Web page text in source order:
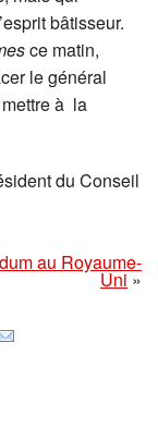
bâtisseur.
ce matin,
le général
à la
du Conseil
au Royaume-
Uni»